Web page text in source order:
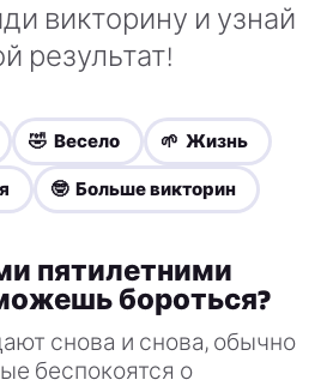
викторину и узнай
результат!
🤣 Весело 🌱 Жизнь
🤓 Больше викторин
пятилетними
бороться?
снова и снова, обычно
беспокоятся о